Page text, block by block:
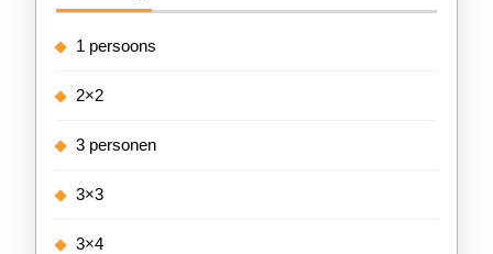
1 persoons
2×2
3 personen
3×3
3×4